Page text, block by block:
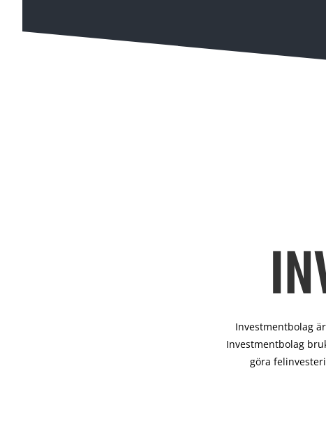
Investmentbolag
Investmentbolag
göra